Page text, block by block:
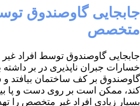
جابجایی گاوصندوق
متخصص
جابجایی گاوصندوق توسط افراد
خسارات جبران ناپذیری در بر
گاوصندوق بر کف ساختمان بیافتد
کند، ممکن است بر روی دست و پا
بسیار زیادی افراد غیر متخصص را